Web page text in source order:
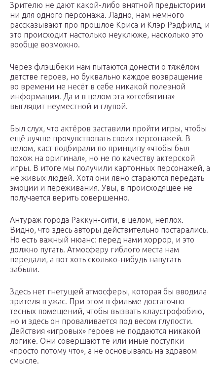
Зрителю не дают какой-либо внятной предыстории
ни для одного персонажа. Ладно, нам немного
рассказывают про прошлое Криса и Клэр Рэдфилд, и
это происходит настолько неуклюже, насколько это
вообще возможно.
Через флэшбеки нам пытаются донести о тяжёлом
детстве героев, но буквально каждое возвращение
во времени не несёт в себе никакой полезной
информации. Да и в целом эта «отсебятина»
выглядит неуместной и глупой.
Был слух, что актёров заставили пройти игры, чтобы
ещё лучше прочувствовать своих персонажей. В
целом, каст подбирали по принципу «чтобы был
похож на оригинал», но не по качеству актерской
игры. В итоге мы получили картонных персонажей, а
не живых людей. Хотя они явно стараются передать
эмоции и переживания. Увы, в происходящее не
получается верить совершенно.
Антураж города Раккун-сити, в целом, неплох.
Видно, что здесь авторы действительно постарались.
Но есть важный нюанс: перед нами хоррор, и это
должно пугать. Атмосферу гиблого места нам
передали, а вот хоть сколько-нибудь напугать
забыли.
Здесь нет гнетущей атмосферы, которая бы вводила
зрителя в ужас. При этом в фильме достаточно
тесных помещений, чтобы вызвать клаустрофобию,
но и здесь он проваливается под весом глупости.
Действия «игровых» героев не поддаются никакой
логике. Они совершают те или иные поступки
«просто потому что», а не основываясь на здравом
смысле.